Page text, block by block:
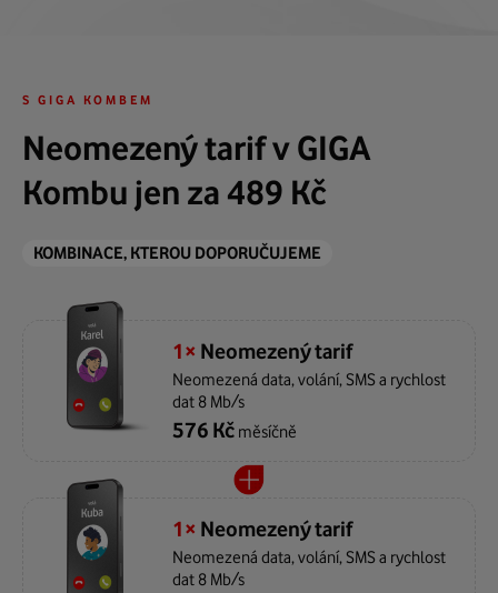
S GIGA KOMBEM
Neomezený tarif v GIGA
Kombu jen za 489 Kč
KOMBINACE, KTEROU DOPORUČUJEME
1× Neomezený tarif
Neomezená data, volání, SMS a rychlost
dat 8 Mb/s
576 Kč měsíčně
1× Neomezený tarif
Neomezená data, volání, SMS a rychlost
dat 8 Mb/s